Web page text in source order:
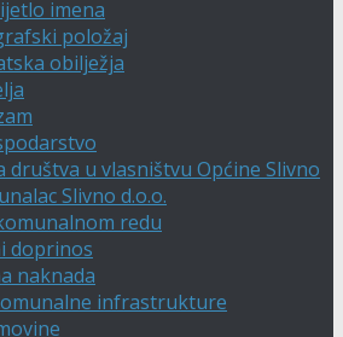
imena
položaj
obilježja
društva u vlasništvu Općine Slivno
Slivno d.o.o.
redu
doprinos
naknada
infrastrukture